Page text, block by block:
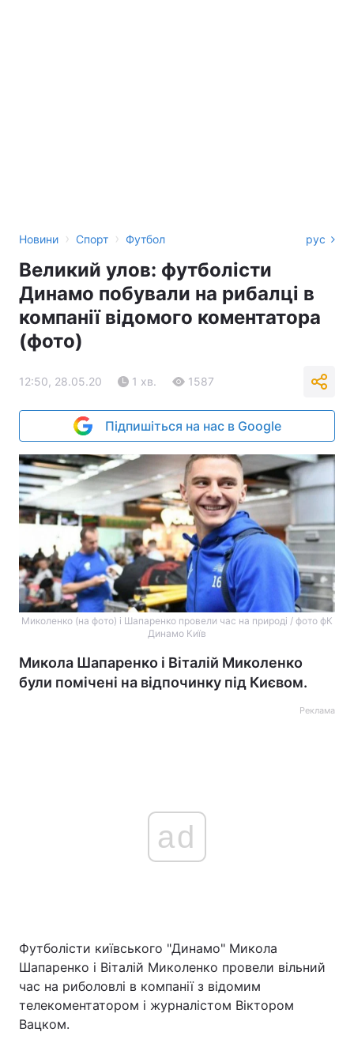
Новини › Спорт › Футбол рус
Великий улов: футболісти
Динамо побували на рибалці в
компанії відомого коментатора
(фото)
12:50, 28.05.20 1 хв. 1587
Підпишіться на нас в Google
Миколенко (на фото) і Шапаренко провели час на природі / фото фК
Динамо Київ
Микола Шапаренко і Віталій Миколенко
були помічені на відпочинку під Києвом.
Реклама
ad
Футболісти київського "Динамо" Микола
Шапаренко і Віталій Миколенко провели вільний
час на риболовлі в компанії з відомим
телекоментатором і журналістом Віктором
Вацком.